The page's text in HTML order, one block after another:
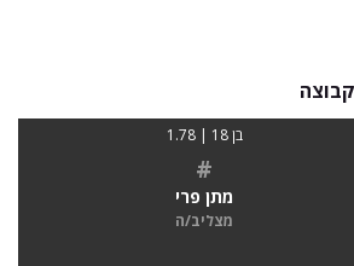
בן 18 | 1.78
#
מתן פרי
מצליב/ה